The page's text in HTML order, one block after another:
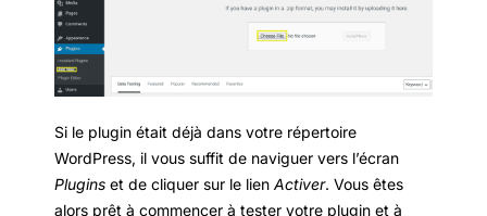
Si le plugin était déjà dans votre répertoire
WordPress, il vous suffit de naviguer vers l’écran
Plugins et de cliquer sur le lien Activer. Vous êtes
alors prêt à commencer à tester votre plugin et à